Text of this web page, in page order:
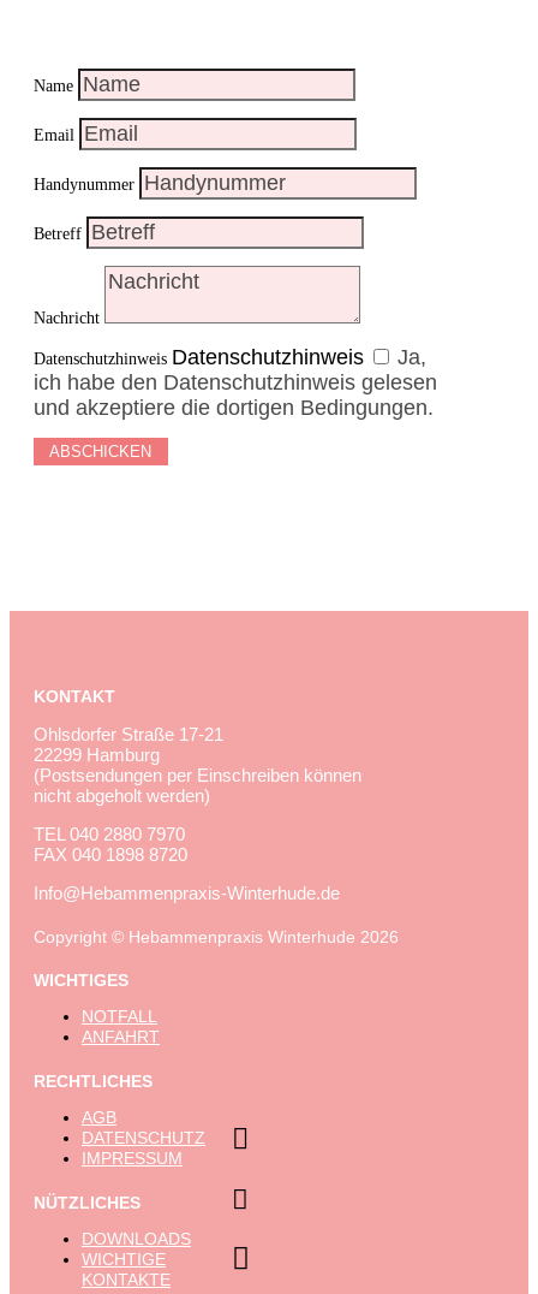
Name
Email
Handynummer
Betreff
Nachricht
Datenschutzhinweis Datenschutzhinweis
Ja,
ich habe den Datenschutzhinweis gelesen
und akzeptiere die dortigen Bedingungen.
ABSCHICKEN



KONTAKT
Ohlsdorfer Straße 17-21
22299 Hamburg
(Postsendungen per Einschreiben können
nicht abgeholt werden)
TEL 040 2880 7970
FAX 040 1898 8720
Info@Hebammenpraxis-Winterhude.de
Copyright © Hebammenpraxis Winterhude 2026
WICHTIGES
NOTFALL
ANFAHRT
RECHTLICHES
AGB
DATENSCHUTZ
IMPRESSUM
NÜTZLICHES
DOWNLOADS
WICHTIGE
KONTAKTE